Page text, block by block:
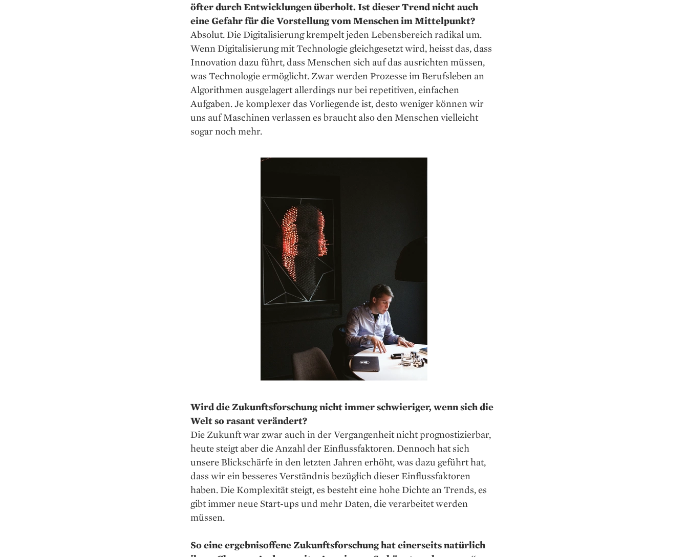
öfter durch Entwicklungen überholt. Ist dieser Trend nicht auch
eine Gefahr für die Vorstellung vom Menschen im Mittelpunkt?
Absolut. Die Digitalisierung krempelt jeden Lebensbereich radikal um.
Wenn Digitalisierung mit Technologie gleichgesetzt wird, heisst das, dass
Innovation dazu führt, dass Menschen sich auf das ausrichten müssen,
was Technologie ermöglicht. Zwar werden Prozesse im Berufsleben an
Algorithmen ausgelagert allerdings nur bei repetitiven, einfachen
Aufgaben. Je komplexer das Vorliegende ist, desto weniger können wir
uns auf Maschinen verlassen es braucht also den Menschen vielleicht
sogar noch mehr.
Wird die Zukunftsforschung nicht immer schwieriger, wenn sich die
Welt so rasant verändert?
Die Zukunft war zwar auch in der Vergangenheit nicht prognostizierbar,
heute steigt aber die Anzahl der Einflussfaktoren. Dennoch hat sich
unsere Blickschärfe in den letzten Jahren erhöht, was dazu geführt hat,
dass wir ein besseres Verständnis bezüglich dieser Einflussfaktoren
haben. Die Komplexität steigt, es besteht eine hohe Dichte an Trends, es
gibt immer neue Start-ups und mehr Daten, die verarbeitet werden
müssen.
So eine ergebnisoffene Zukunftsforschung hat einerseits natürlich